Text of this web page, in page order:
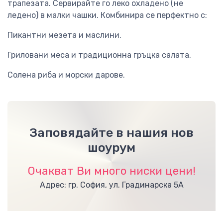
трапезата. Сервирайте го леко охладено (не
ледено) в малки чашки. Комбинира се перфектно с:
Пикантни мезета и маслини.
Гриловани меса и традиционна гръцка салата.
Солена риба и морски дарове.
Заповядайте в нашия нов
шоурум
Очакват Ви много ниски цени!
Адрес: гр. София, ул. Градинарска 5А